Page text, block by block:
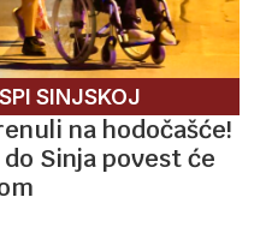
SINJSKOJ
na hodočašće!
Sinja povest će